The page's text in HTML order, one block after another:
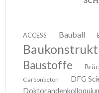
ACCESS Bauball
Baustoffe
Carbonbeton
DFG